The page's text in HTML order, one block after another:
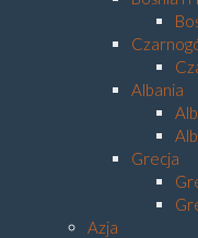
Albania
Grecja
Azja